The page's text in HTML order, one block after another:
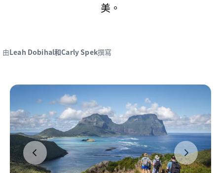
美。
由Leah Dobihal和Carly Spek撰寫